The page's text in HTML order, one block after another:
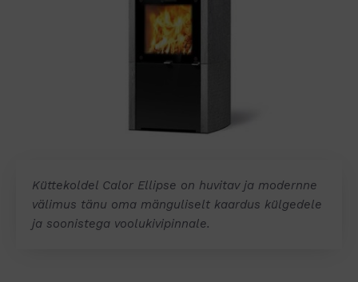
Küttekoldel Calor Ellipse on huvitav ja modernne
välimus tänu oma mänguliselt kaardus külgedele
ja soonistega voolukivipinnale.